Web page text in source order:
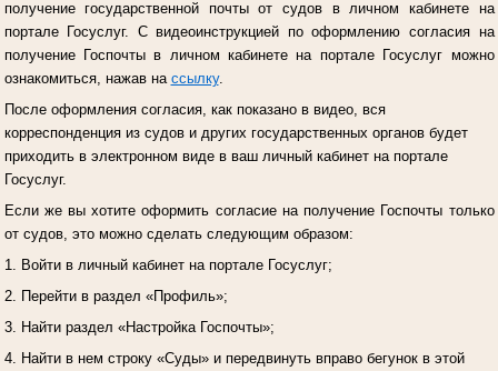
получение государственной почты от судов в личном кабинете на
портале Госуслуг. С видеоинструкцией по оформлению согласия на
получение Госпочты в личном кабинете на портале Госуслуг можно
ознакомиться, нажав на ссылку.
После оформления согласия, как показано в видео, вся
корреспонденция из судов и других государственных органов будет
приходить в электронном виде в ваш личный кабинет на портале
Госуслуг.
Если же вы хотите оформить согласие на получение Госпочты только
от судов, это можно сделать следующим образом:
1. Войти в личный кабинет на портале Госуслуг;
2. Перейти в раздел «Профиль»;
3. Найти раздел «Настройка Госпочты»;
4. Найти в нем строку «Суды» и передвинуть вправо бегунок в этой